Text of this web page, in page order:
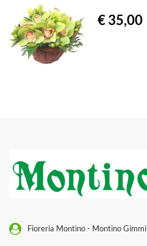
€ 35,00
Fioreria Montino - Montino Gimmi